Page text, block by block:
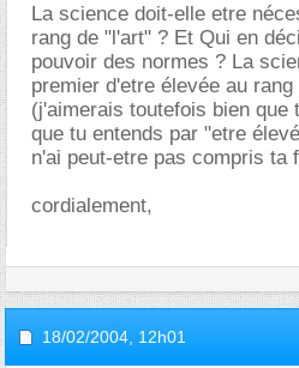
La science doit-elle etre
rang de "l'art" ? Et Qui en
pouvoir des normes ? La
premier d'etre élevée au
(j'aimerais toutefois bien
que tu entends par "etre
n'ai peut-etre pas compris ta
cordialement,
18/02/2004, 12h01